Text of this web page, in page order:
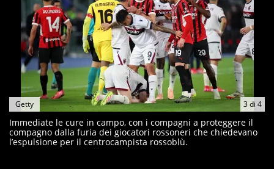
3di 4
Getty
Immediate le cure in campo, con i compagni a proteggere il
compagno dalla furia dei giocatori rossoneri che chiedevano
l’espulsione per il centrocampista rossoblù.